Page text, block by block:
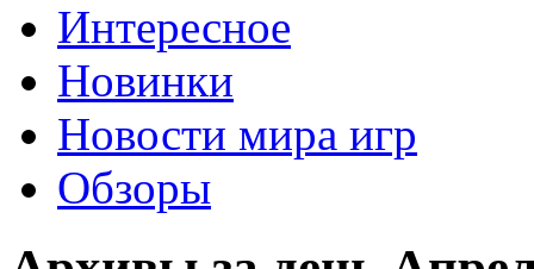
Интересное
Новинки
Новости мира игр
Обзоры